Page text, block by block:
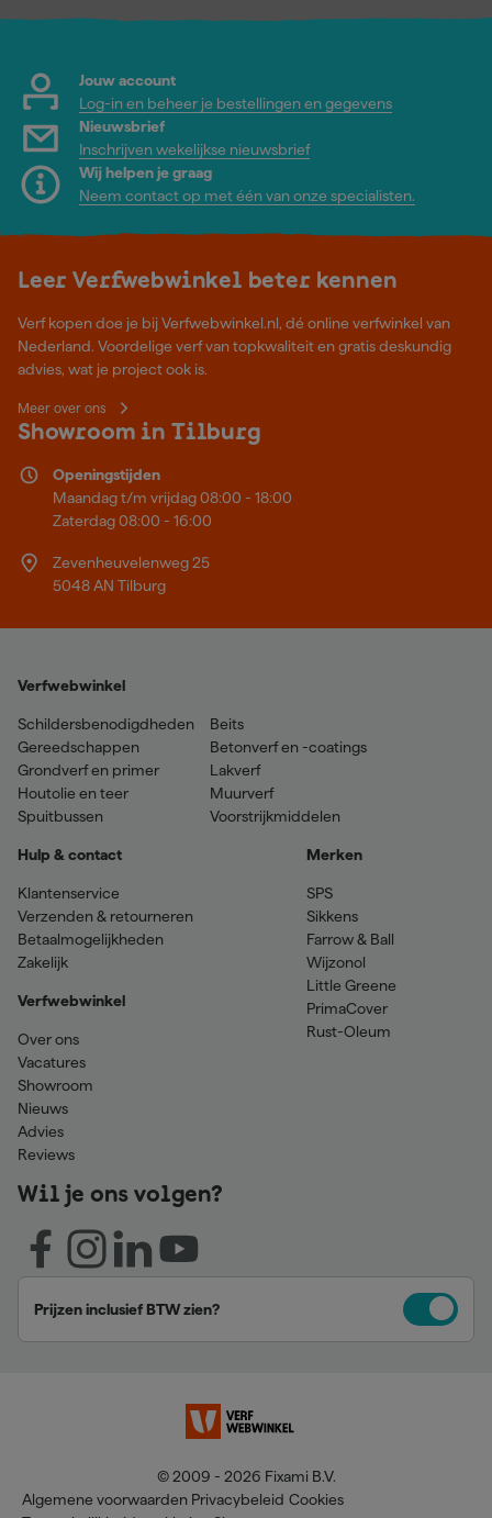
Jouw account
Log-in en beheer je bestellingen en gegevens
Nieuwsbrief
Inschrijven wekelijkse nieuwsbrief
Wij helpen je graag
Neem contact op met één van onze specialisten.
Leer Verfwebwinkel beter kennen
Verf kopen doe je bij Verfwebwinkel.nl, dé online verfwinkel van
Nederland. Voordelige verf van topkwaliteit en gratis deskundig
advies, wat je project ook is.
Meer over ons
Showroom in Tilburg
Openingstijden
Maandag t/m vrijdag 08:00 - 18:00
Zaterdag 08:00 - 16:00
Zevenheuvelenweg 25
5048 AN Tilburg
Verfwebwinkel
Schildersbenodigdheden
Gereedschappen
Grondverf en primer
Houtolie en teer
Spuitbussen
Beits
Betonverf en -coatings
Lakverf
Muurverf
Voorstrijkmiddelen
Hulp & contact
Klantenservice
Verzenden & retourneren
Betaalmogelijkheden
Zakelijk
Verfwebwinkel
Over ons
Vacatures
Showroom
Nieuws
Advies
Reviews
Merken
SPS
Sikkens
Farrow & Ball
Wijzonol
Little Greene
PrimaCover
Rust-Oleum
Wil je ons volgen?
Prijzen inclusief BTW zien?
© 2009 - 2026 Fixami B.V.
Algemene voorwaarden Privacybeleid Cookies